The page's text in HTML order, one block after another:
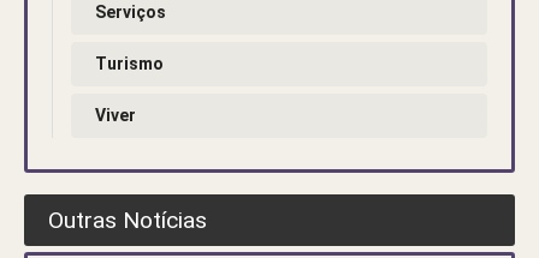
Serviços
Turismo
Viver
Outras Notícias